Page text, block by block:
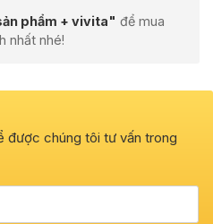
phẩm + vivita" để mua
nhất nhé!
được chúng tôi tư vấn trong